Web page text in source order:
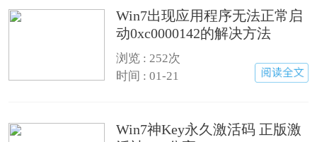
Win7出现应用程序无法正常启
动0xc0000142的解决方法
浏览 : 252次
时间 : 01-21
Win7神Key永久激活码 正版激